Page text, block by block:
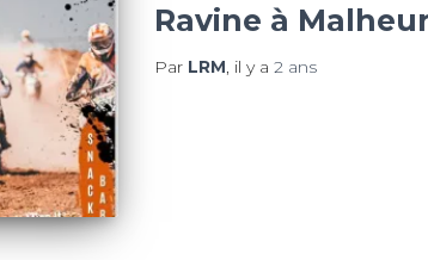
Ravine à
Par LRM, il y a 2 ans